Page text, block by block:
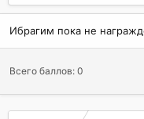
Ибрагим пока не
Всего баллов: 0